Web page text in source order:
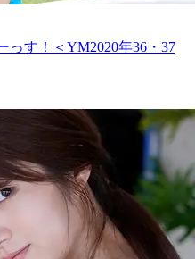
っす！＜YM2020年36・37